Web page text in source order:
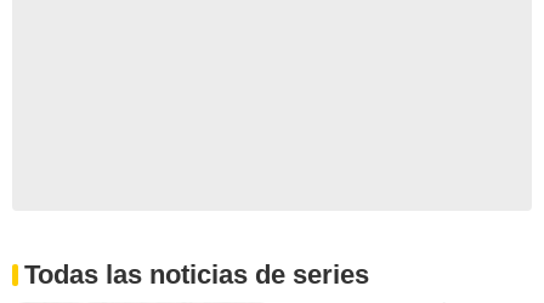
Todas las noticias de series